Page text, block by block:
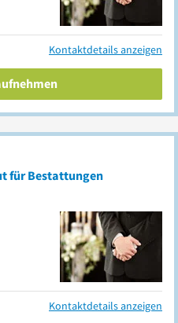
Kontaktdetails anzeigen
für Bestattungen
Kontaktdetails anzeigen